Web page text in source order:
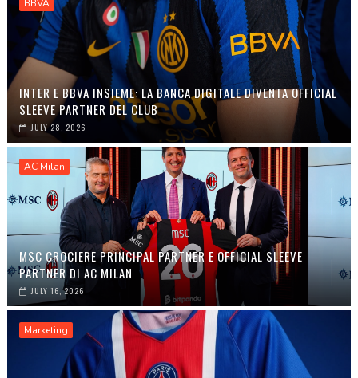
BBVA
INTER E BBVA INSIEME: LA BANCA DIGITALE DIVENTA OFFICIAL
SLEEVE PARTNER DEL CLUB
JULY 28, 2026
AC Milan
MSC CROCIERE PRINCIPAL PARTNER E OFFICIAL SLEEVE
PARTNER DI AC MILAN
JULY 16, 2026
Marketing